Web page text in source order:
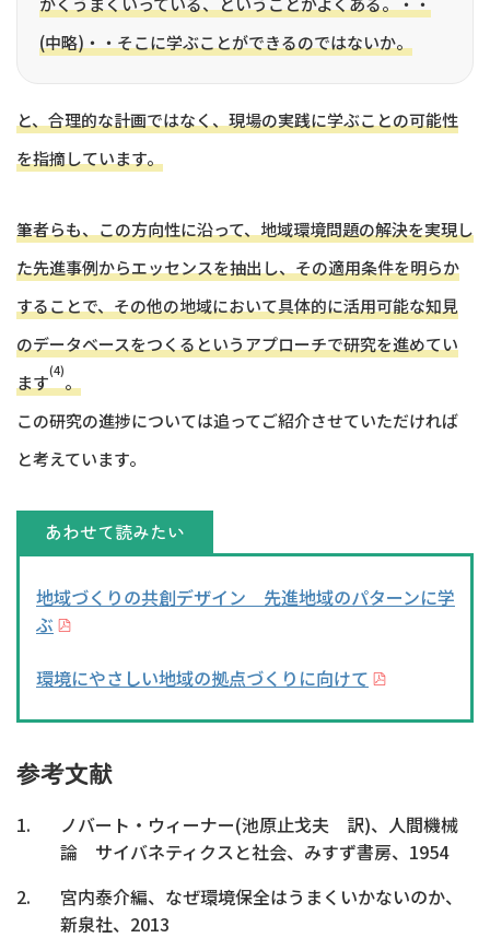
(中略)・・そこに学ぶことができるのではないか。
と、合理的な計画ではなく、現場の実践に学ぶことの可能性
を指摘しています。
筆者らも、この方向性に沿って、地域環境問題の解決を実現し
た先進事例からエッセンスを抽出し、その適用条件を明らか
することで、その他の地域において具体的に活用可能な知見
のデータベースをつくるというアプローチで研究を進めてい
ます
(4)
。
この研究の進捗については追ってご紹介させていただければ
と考えています。
あわせて読みたい
地域づくりの共創デザイン 先進地域のパターンに学
ぶ
環境にやさしい地域の拠点づくりに向けて
参考文献
ノバート・ウィーナー(池原止戈夫 訳)、人間機械
論 サイバネティクスと社会、みすず書房、1954
宮内泰介編、なぜ環境保全はうまくいかないのか、
新泉社、2013